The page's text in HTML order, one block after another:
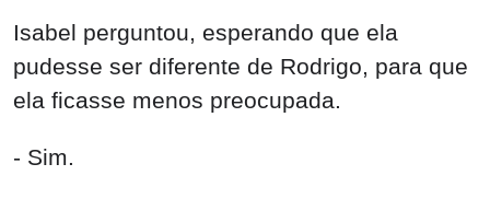
Isabel perguntou, esperando que ela
pudesse ser diferente de Rodrigo, para que
ela ficasse menos preocupada.
- Sim.